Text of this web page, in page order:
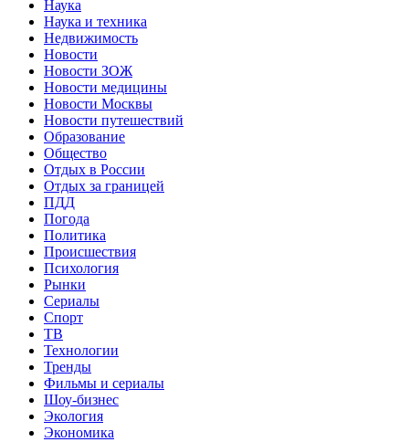
Наука
Наука и техника
Недвижимость
Новости
Новости ЗОЖ
Новости медицины
Новости Москвы
Новости путешествий
Образование
Общество
Отдых в России
Отдых за границей
ПДД
Погода
Политика
Происшествия
Психология
Рынки
Сериалы
Спорт
ТВ
Технологии
Тренды
Фильмы и сериалы
Шоу-бизнес
Экология
Экономика